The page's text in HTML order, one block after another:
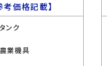
価格記載】
タンク
農業機具